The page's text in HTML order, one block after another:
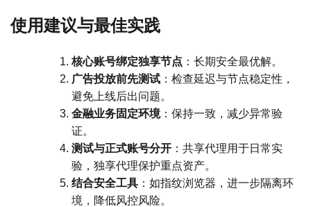
使用建议与最佳实践
核心账号绑定独享节点 ：长期安全最优解。
广告投放前先测试 ：检查延迟与节点稳定性，
避免上线后出问题。
金融业务固定环境：保持一致，减少异常验
证。
测试与正式账号分开 ：共享代理用于日常实
验，独享代理保护重点资产。
结合安全工具 ：如指纹浏览器，进一步隔离环
境，降低风控风险。